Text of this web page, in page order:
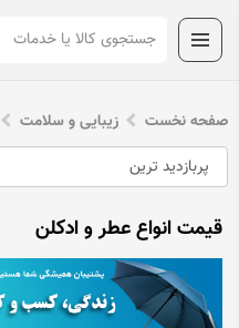
صفحه نخست زیبایی و سلامت
قیمت انواع عطر و ادکلن